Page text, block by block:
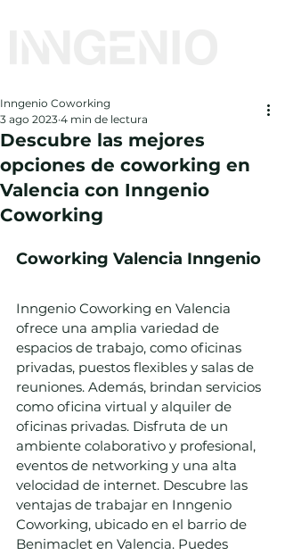
Descubre las mejores
opciones de coworking en
Valencia con Inngenio
Coworking
Inngenio Coworking
3 ago 2023 4 min de lectura
Coworking Valencia Inngenio
Inngenio Coworking en Valencia
ofrece una amplia variedad de
espacios de trabajo, como oficinas
privadas, puestos flexibles y salas de
reuniones. Además, brindan servicios
como oficina virtual y alquiler de
oficinas privadas. Disfruta de un
ambiente colaborativo y profesional,
eventos de networking y una alta
velocidad de internet. Descubre las
ventajas de trabajar en Inngenio
Coworking, ubicado en el barrio de
Benimaclet en Valencia. Puedes